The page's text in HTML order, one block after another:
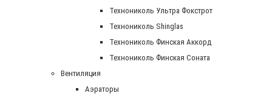
Технониколь Ультра Фокстрот
Технониколь Shinglas
Технониколь Финская Аккорд
Технониколь Финская Соната
Вентиляция
Аэраторы